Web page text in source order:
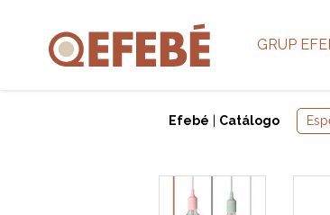
GRUP
Efebé Catálogo